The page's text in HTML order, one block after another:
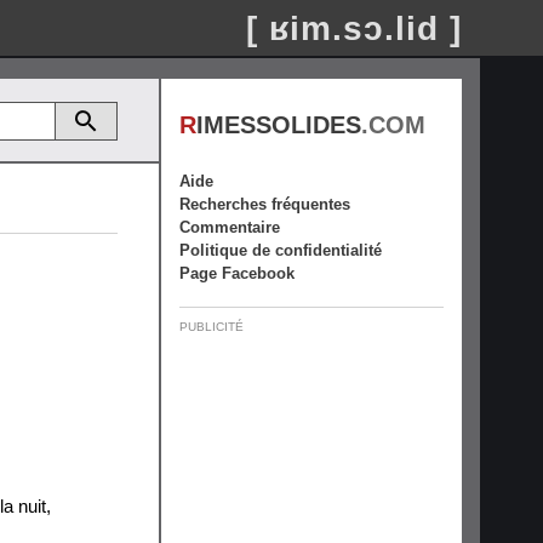
[ ʁim.sɔ.lid ]
nuit,
RIMESSOLIDES.COM
Aide
Recherches fréquentes
Commentaire
Politique de confidentialité
Page Facebook
PUBLICITÉ